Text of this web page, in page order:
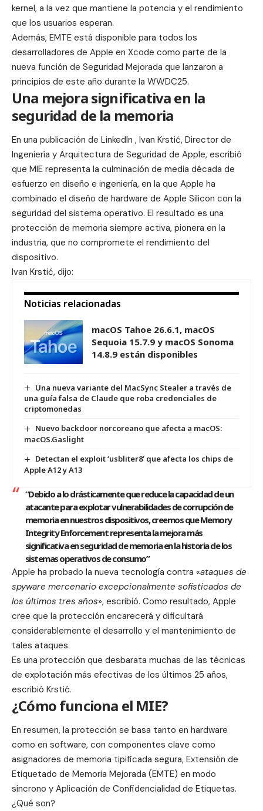
kernel, a la vez que mantiene la potencia y el rendimiento
que los usuarios esperan.
Además, EMTE está disponible para todos los
desarrolladores de Apple en Xcode como parte de la
nueva función de Seguridad Mejorada que lanzaron a
principios de este año durante la WWDC25.
Una mejora significativa en la
seguridad de la memoria
En una publicación de LinkedIn , Ivan Krstić, Director de
Ingeniería y Arquitectura de Seguridad de Apple, escribió
que MIE representa la culminación de media década de
esfuerzo en diseño e ingeniería, en la que Apple ha
combinado el diseño de hardware de Apple Silicon con la
seguridad del sistema operativo. El resultado es una
protección de memoria siempre activa, pionera en la
industria, que no compromete el rendimiento del
dispositivo.
Ivan Krstić, dijo:
Noticias relacionadas
macOS Tahoe 26.6.1, macOS
Sequoia 15.7.9 y macOS Sonoma
14.8.9 están disponibles
Una nueva variante del MacSync Stealer a través de
una guía falsa de Claude que roba credenciales de
criptomonedas
Nuevo backdoor norcoreano que afecta a macOS:
macOS.Gaslight
Detectan el exploit ‘usbliter8’ que afecta los chips de
Apple A12 y A13
“Debido a lo drásticamente que reduce la capacidad de un
atacante para explotar vulnerabilidades de corrupción de
memoria en nuestros dispositivos, creemos que Memory
Integrity Enforcement representa la mejora más
significativa en seguridad de memoria en la historia de los
sistemas operativos de consumo”
Apple ha probado la nueva tecnología contra «ataques de
spyware mercenario excepcionalmente sofisticados de
los últimos tres años», escribió. Como resultado, Apple
cree que la protección encarecerá y dificultará
considerablemente el desarrollo y el mantenimiento de
tales ataques.
Es una protección que desbarata muchas de las técnicas
de explotación más efectivas de los últimos 25 años,
escribió Krstić.
¿Cómo funciona el MIE?
En resumen, la protección se basa tanto en hardware
como en software, con componentes clave como
asignadores de memoria tipificada segura, Extensión de
Etiquetado de Memoria Mejorada (EMTE) en modo
síncrono y Aplicación de Confidencialidad de Etiquetas.
¿Qué son?